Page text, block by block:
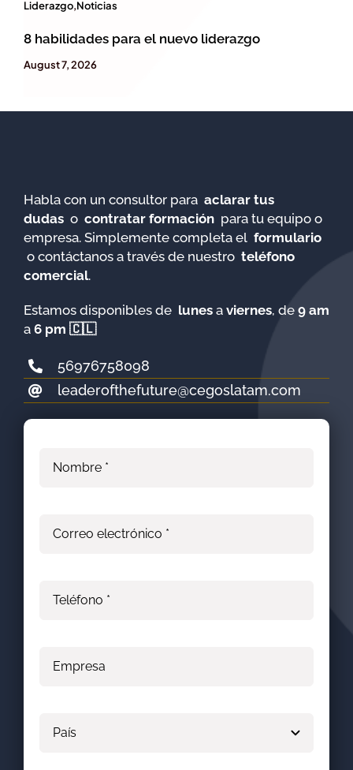
Liderazgo,Noticias
8 habilidades para el nuevo liderazgo
August 7, 2026
Habla con un consultor para aclarar tus
dudaso contratar formaciónpara tu equipo o
empresa. Simplemente completa el formulario
o contáctanos a través de nuestro teléfono
comercial.
Estamos disponibles de lunesa viernes, de 9 am
a 6 pm 🇨🇱
56976758098
leaderofthefuture@cegoslatam.com